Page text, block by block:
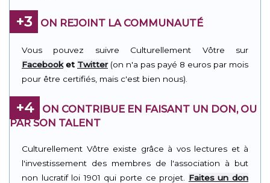
+3 ON REJOINT LA COMMUNAUTÉ
Vous pouvez suivre Culturellement Vôtre sur
Facebooket Twitter(on n'a pas payé 8 euros par mois
pour être certifiés, mais c'est bien nous).
+4
ON CONTRIBUE EN FAISANT UN DON, OU
PAR SON TALENT
Culturellement Vôtre existe grâce à vos lectures et à
l'investissement des membres de l'association à but
non lucratif loi 1901 qui porte ce projet. Faites un don